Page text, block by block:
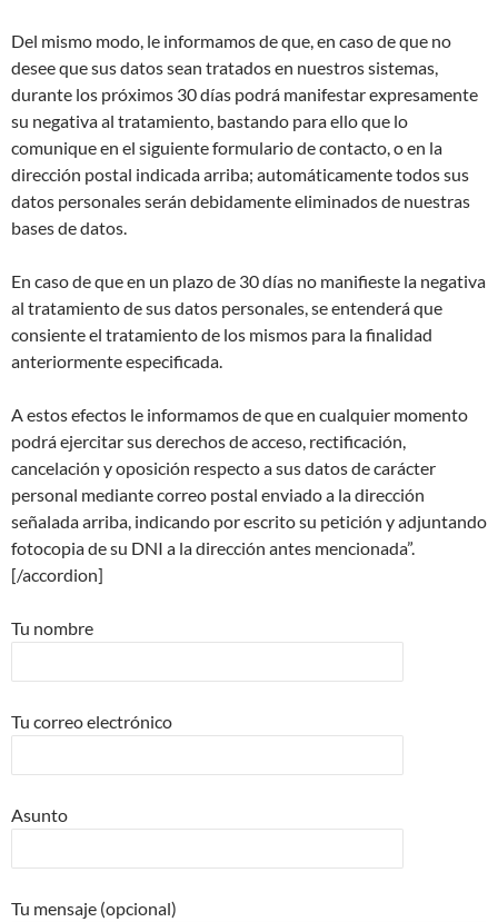
Del mismo modo, le informamos de que, en caso de que no
desee que sus datos sean tratados en nuestros sistemas,
durante los próximos 30 días podrá manifestar expresamente
su negativa al tratamiento, bastando para ello que lo
comunique en el siguiente formulario de contacto, o en la
dirección postal indicada arriba; automáticamente todos sus
datos personales serán debidamente eliminados de nuestras
bases de datos.
En caso de que en un plazo de 30 días no manifieste la negativa
al tratamiento de sus datos personales, se entenderá que
consiente el tratamiento de los mismos para la finalidad
anteriormente especificada.
A estos efectos le informamos de que en cualquier momento
podrá ejercitar sus derechos de acceso, rectificación,
cancelación y oposición respecto a sus datos de carácter
personal mediante correo postal enviado a la dirección
señalada arriba, indicando por escrito su petición y adjuntando
fotocopia de su DNI a la dirección antes mencionada”.
[/accordion]
Tu nombre
Tu correo electrónico
Asunto
Tu mensaje (opcional)